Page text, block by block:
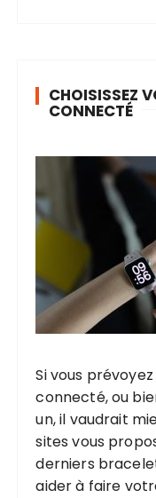
e CHOISISSEZ
CONNECTÉ
Si vous
connecté, ou
un, il vaudrait
sites vous
derniers
aider à faire